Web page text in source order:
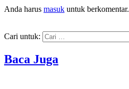
Anda harus masuk untuk berkomentar.
Cari untuk:
Baca Juga